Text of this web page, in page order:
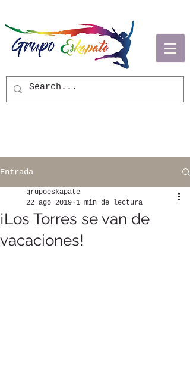
Entrada
¡Los Torres se van de
vacaciones!
grupoeskapate
22 ago 2019 1 min de lectura